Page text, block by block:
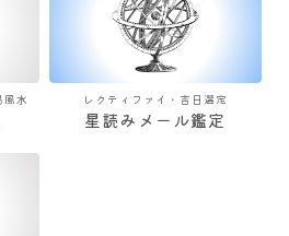
風水 レクティファイ・吉日選定
星読みメール鑑定